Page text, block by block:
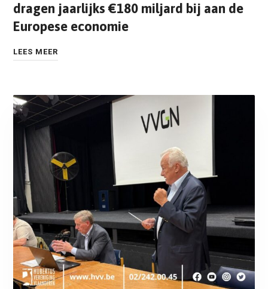
dragen jaarlijks €180 miljard bij aan de
Europese economie
LEES MEER